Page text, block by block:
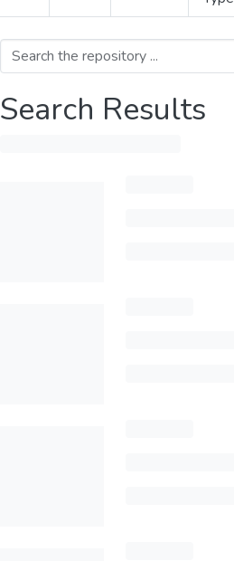
Search Results